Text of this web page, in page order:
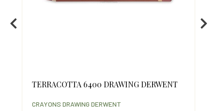
TERRACOTTA 6400 DRAWING DERWENT
CRAYONS DRAWING DERWENT